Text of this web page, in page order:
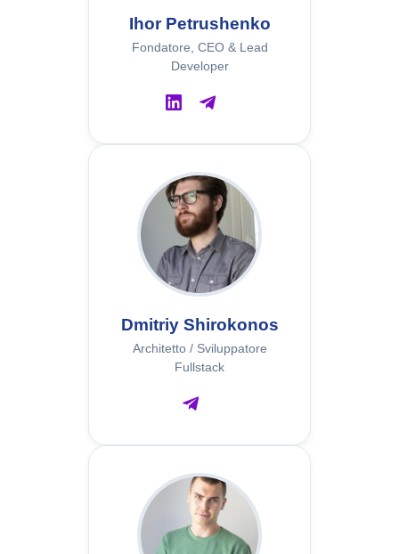
Ihor Petrushenko
Fondatore, CEO & Lead
Developer
Dmitriy Shirokonos
Architetto / Sviluppatore
Fullstack